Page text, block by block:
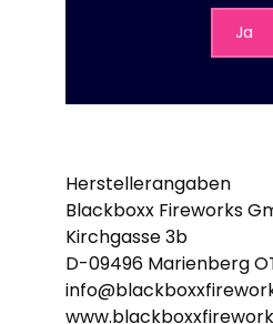
Ja
Herstellerangaben
Blackboxx Fireworks
Kirchgasse 3b
D-09496 Marienberg